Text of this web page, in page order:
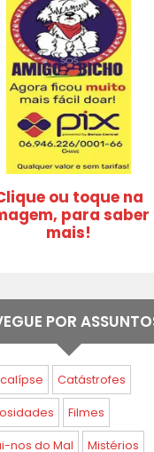
ou toque na
para saber
mais!
POR
Catástrofes
Filmes
nos do Mal Mistérios